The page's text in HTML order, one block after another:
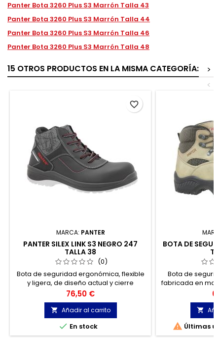
Panter Bota 3260 Plus S3 Marrón Talla 43
Panter Bota 3260 Plus S3 Marrón Talla 44
Panter Bota 3260 Plus S3 Marrón Talla 46
Panter Bota 3260 Plus S3 Marrón Talla 48
15 OTROS PRODUCTOS EN LA MISMA CATEGORÍA:
>
<
MARCA: PANTER
PANTER SILEX LINK S3 NEGRO 247
TALLA 38
(0)
Bota de seguridad ergonómica, flexible
y ligera, de diseño actual y cierre
mediante cordones.
Precio
76,50 €
 Añadir al carrito
 En stock
favorite_border
BOTA DE
Bota de
fabricada en
durabilidad
ergonómica y
un ancho
 Últimas